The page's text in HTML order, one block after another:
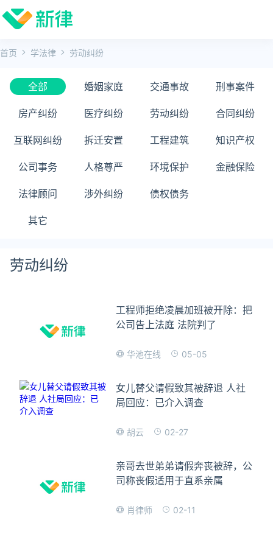
首页 学法律 劳动纠纷
全部 婚姻家庭 交通事故 刑事案件
房产纠纷 医疗纠纷 劳动纠纷 合同纠纷
互联网纠纷 拆迁安置 工程建筑 知识产权
公司事务 人格尊严 环境保护 金融保险
法律顾问 涉外纠纷 债权债务
其它
劳动纠纷
工程师拒绝凌晨加班被开除：把
公司告上法庭 法院判了
华池在线 05-05
女儿替父请假致其被辞退 人社
局回应：已介入调查
胡云 02-27
亲哥去世弟弟请假奔丧被辞，公
司称丧假适用于直系亲属
肖律师 02-11